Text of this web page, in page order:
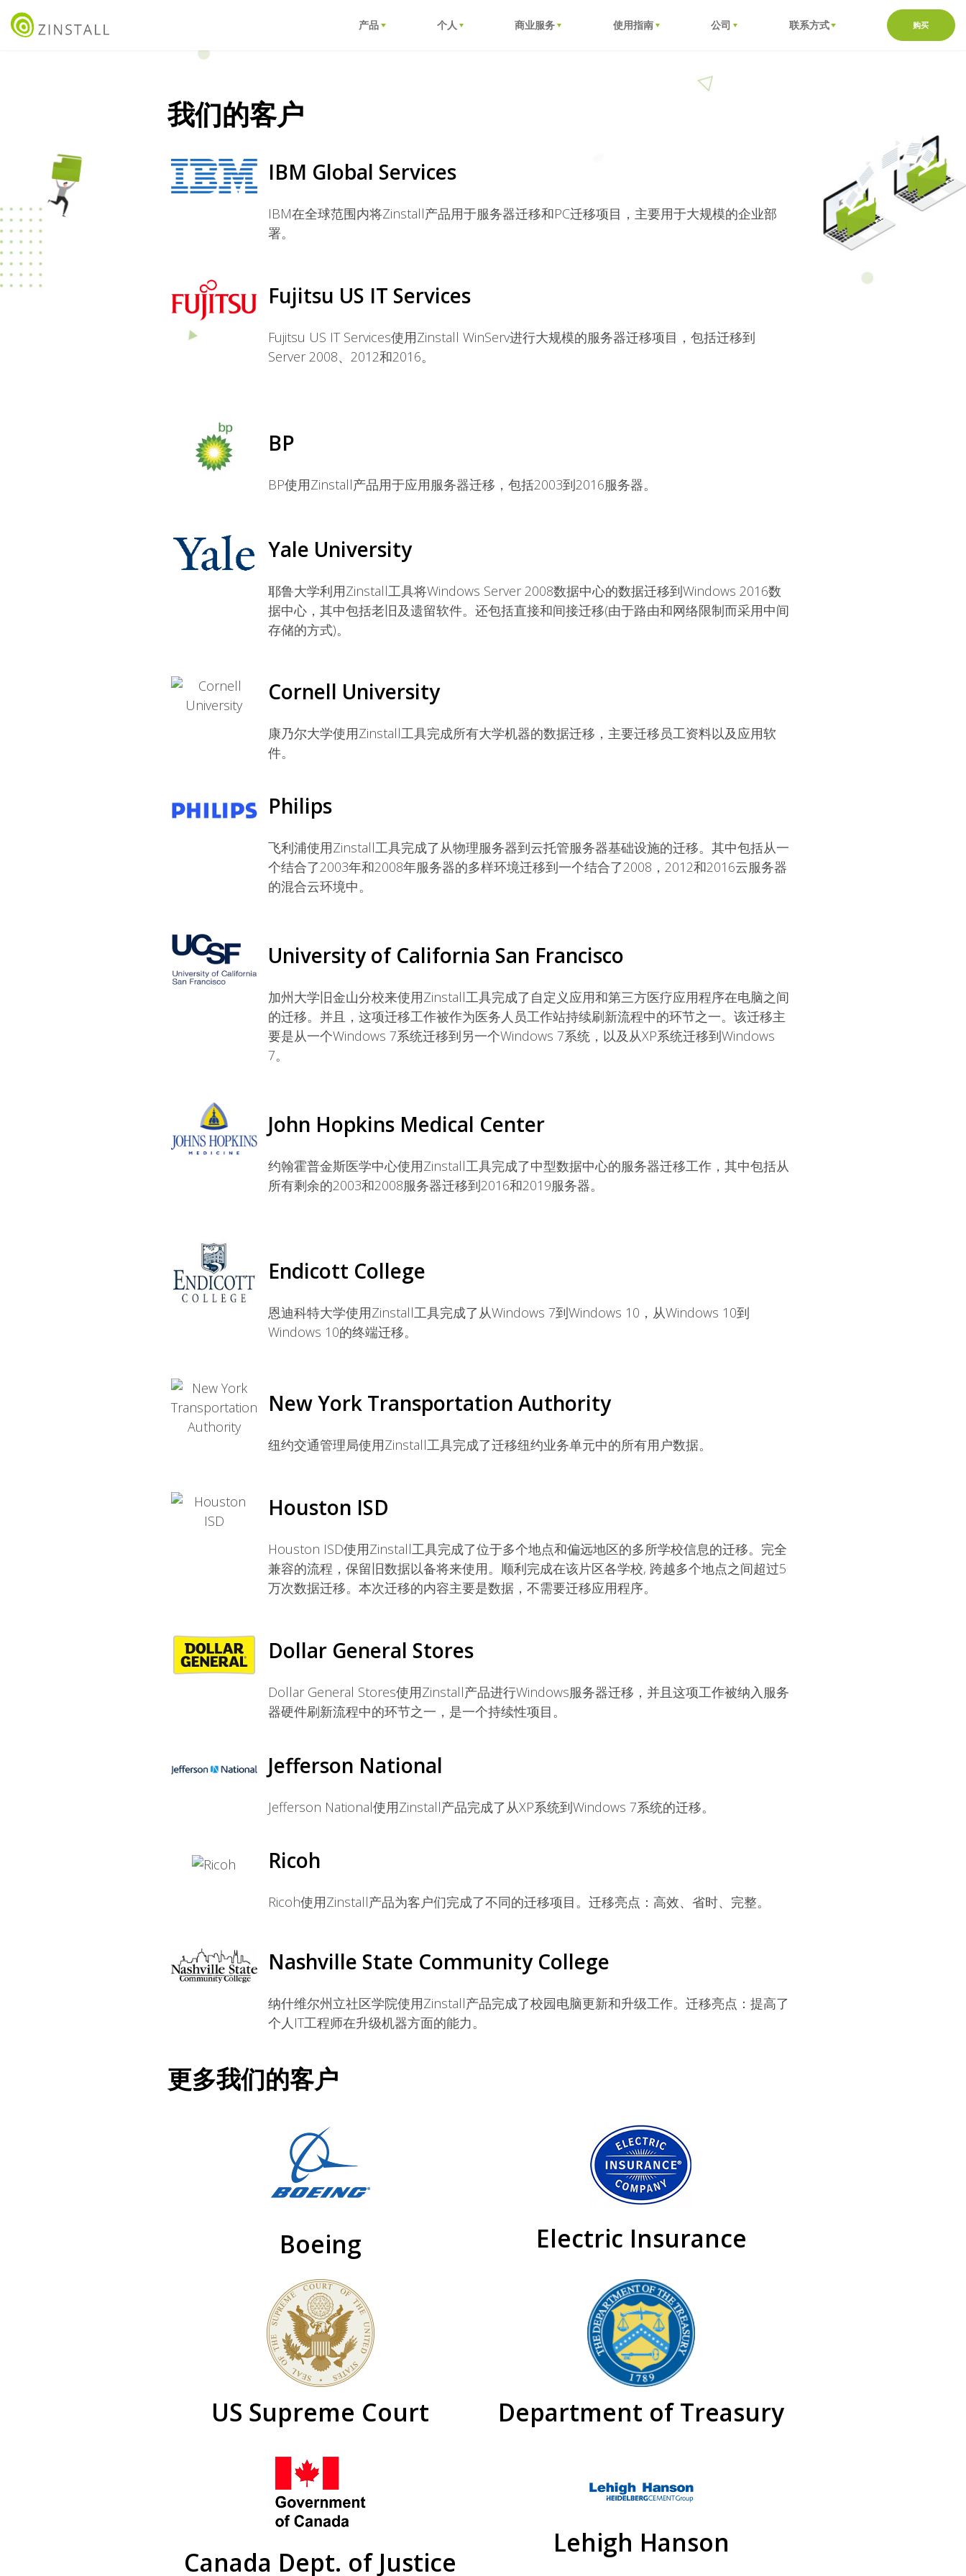
产品 个人 商业服务 使用指南 公司 联系方式 购买
我们的客户
IBM Global Services
IBM在全球范围内将Zinstall产品用于服务器迁移和PC迁移项目，主要用于大规模的企业部
署。
Fujitsu US IT Services
Fujitsu US IT Services使用Zinstall WinServ进行大规模的服务器迁移项目，包括迁移到
Server 2008、2012和2016。
BP
BP使用Zinstall产品用于应用服务器迁移，包括2003到2016服务器。
Yale University
耶鲁大学利用Zinstall工具将Windows Server 2008数据中心的数据迁移到Windows 2016数
据中心，其中包括老旧及遗留软件。还包括直接和间接迁移(由于路由和网络限制而采用中间
存储的方式)。
Cornell University
康乃尔大学使用Zinstall工具完成所有大学机器的数据迁移，主要迁移员工资料以及应用软
件。
Philips
飞利浦使用Zinstall工具完成了从物理服务器到云托管服务器基础设施的迁移。其中包括从一
个结合了2003年和2008年服务器的多样环境迁移到一个结合了2008，2012和2016云服务器
的混合云环境中。
University of California San Francisco
加州大学旧金山分校来使用Zinstall工具完成了自定义应用和第三方医疗应用程序在电脑之间
的迁移。并且，这项迁移工作被作为医务人员工作站持续刷新流程中的环节之一。该迁移主
要是从一个Windows 7系统迁移到另一个Windows 7系统，以及从XP系统迁移到Windows
7。
John Hopkins Medical Center
约翰霍普金斯医学中心使用Zinstall工具完成了中型数据中心的服务器迁移工作，其中包括从
所有剩余的2003和2008服务器迁移到2016和2019服务器。
Endicott College
恩迪科特大学使用Zinstall工具完成了从Windows 7到Windows 10，从Windows 10到
Windows 10的终端迁移。
New York Transportation Authority
纽约交通管理局使用Zinstall工具完成了迁移纽约业务单元中的所有用户数据。
Houston ISD
Houston ISD使用Zinstall工具完成了位于多个地点和偏远地区的多所学校信息的迁移。完全
兼容的流程，保留旧数据以备将来使用。顺利完成在该片区各学校, 跨越多个地点之间超过5
万次数据迁移。本次迁移的内容主要是数据，不需要迁移应用程序。
Dollar General Stores
Dollar General Stores使用Zinstall产品进行Windows服务器迁移，并且这项工作被纳入服务
器硬件刷新流程中的环节之一，是一个持续性项目。
Jefferson National
Jefferson National使用Zinstall产品完成了从XP系统到Windows 7系统的迁移。
Ricoh
Ricoh使用Zinstall产品为客户们完成了不同的迁移项目。迁移亮点：高效、省时、完整。
Nashville State Community College
纳什维尔州立社区学院使用Zinstall产品完成了校园电脑更新和升级工作。迁移亮点：提高了
个人IT工程师在升级机器方面的能力。
更多我们的客户
Boeing Electric Insurance
US Supreme Court Department of Treasury
Canada Dept. of Justice
Lehigh Hanson